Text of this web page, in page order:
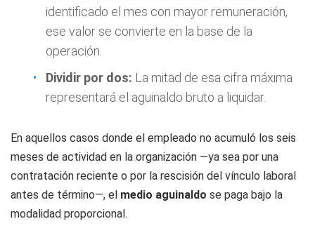
identificado el mes con mayor remuneración,
ese valor se convierte en la base de la
operación.
Dividir por dos: La mitad de esa cifra máxima
representará el aguinaldo bruto a liquidar.
En aquellos casos donde el empleado no acumuló los seis
meses de actividad en la organización —ya sea por una
contratación reciente o por la rescisión del vínculo laboral
antes de término—, el medio aguinaldo se paga bajo la
modalidad proporcional.